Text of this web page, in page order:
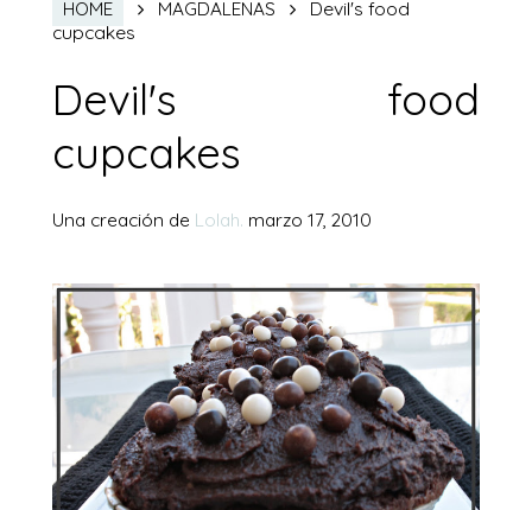
HOME MAGDALENAS
Devil's food
cupcakes
Devil's food
cupcakes
Una creación de Lolah. marzo 17, 2010